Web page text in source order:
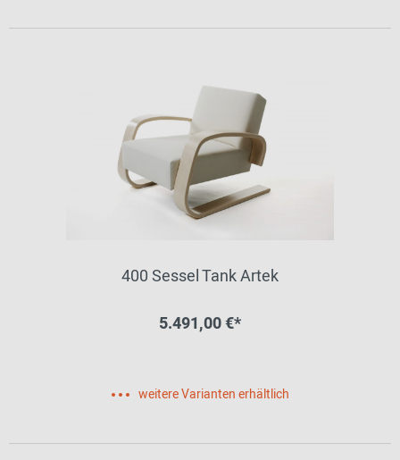
400 Sessel Tank Artek
5.491,00 €*
weitere Varianten erhältlich